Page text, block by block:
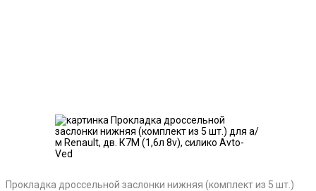
Прокладка дроссельной заслонки нижняя (комплект из 5 шт.)